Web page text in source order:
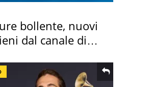
bollente, nuovi
dal canale di